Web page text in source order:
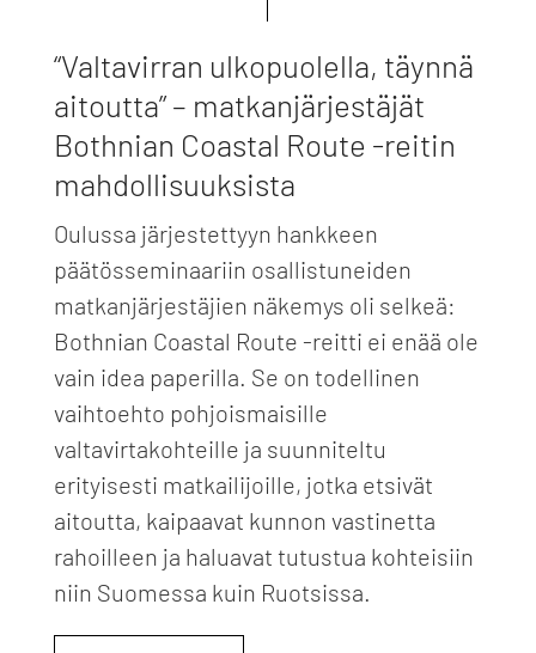
“Valtavirran ulkopuolella, täynnä
aitoutta” – matkanjärjestäjät
Bothnian Coastal Route -reitin
mahdollisuuksista
Oulussa järjestettyyn hankkeen
päätösseminaariin osallistuneiden
matkanjärjestäjien näkemys oli selkeä:
Bothnian Coastal Route -reitti ei enää ole
vain idea paperilla. Se on todellinen
vaihtoehto pohjoismaisille
valtavirtakohteille ja suunniteltu
erityisesti matkailijoille, jotka etsivät
aitoutta, kaipaavat kunnon vastinetta
rahoilleen ja haluavat tutustua kohteisiin
niin Suomessa kuin Ruotsissa.